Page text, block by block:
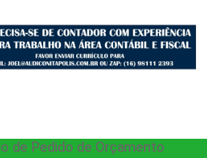
de Pedido de Orçamento